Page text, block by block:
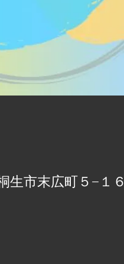
生市末広町５−１６